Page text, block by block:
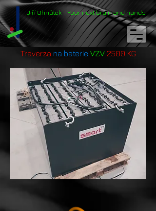
Jiří Ohnůtek - Your nextbrainand hands
Traverza na baterie VZV2500 KG